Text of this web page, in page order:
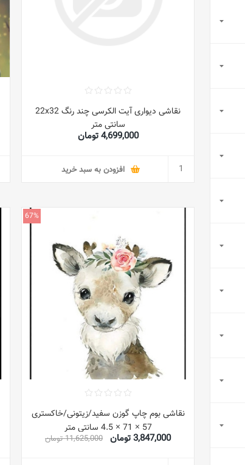
نقاشی دیواری آیت الکرسی چند رنگ 22x32
سانتی متر
4,699,000 تومان
افزودن به سبد خرید
67%
نقاشی بوم چاپ گوزن سفید/زیتونی/خاکستری
57 × 71 × 4.5 سانتی متر
3,847,000 تومان 11,625,000 تومان